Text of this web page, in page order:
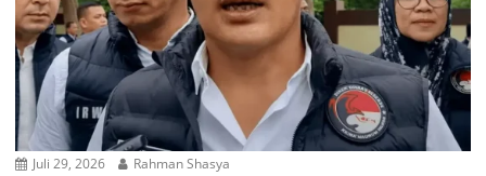
Juli 29, 2026 Rahman Shasya